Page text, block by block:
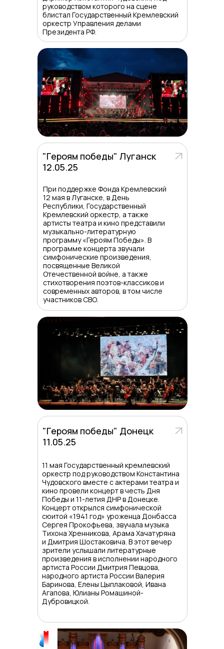
11 мая Государственный кремлевский
оркестр под руководством Константина
Чудовского вместе с актерами театра и
кино провели концерт в честь Дня
Победы и 11-летия ДНР в Донецке.
Концерт открылся симфонической
сюитой «1941 год» уроженца Донбасса
Сергея Прокофьева, звучала музыка
Тихона Хренникова, Арама Хачатуряна
и Дмитрия Шостаковича. В этот вечер
зрители услышали литературные
произведения в исполнении народного
артиста России Дмитрия Певцова,
народного артиста России Валерия
Баринова, Елены Цыплаковой, Ивана
Агапова, Юлианы Ромашиной-
Дубровицкой.
"Героям победы" Донецк
11.05.25
При поддержке Фонда Кремлевский
12 мая в Луганске, в День
Республики, Государственный
Кремлевский оркестр, а также
артисты театра и кино представили
музыкально-литературную
программу «Героям Победы». В
программе концерта звучали
симфонические произведения,
посвященные Великой
Отечественной войне, а также
стихотворения поэтов-классиков и
современных авторов, в том числе
участников СВО.
"Героям победы" Луганск
12.05.25
руководством которого на сцене
блистал Государственный Кремлевский
оркестр Управления делами
Президента РФ.